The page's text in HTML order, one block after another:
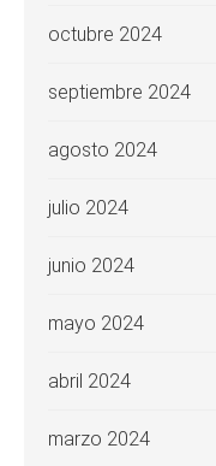
octubre 2024
septiembre 2024
agosto 2024
julio 2024
junio 2024
mayo 2024
abril 2024
marzo 2024